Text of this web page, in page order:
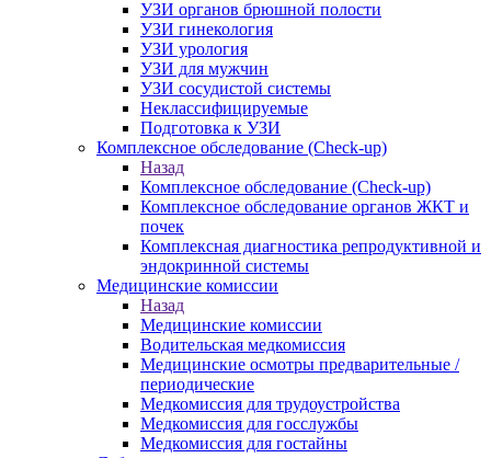
УЗИ органов брюшной полости
УЗИ гинекология
УЗИ урология
УЗИ для мужчин
УЗИ сосудистой системы
Неклассифицируемые
Подготовка к УЗИ
Комплексное обследование (Check-up)
Назад
Комплексное обследование (Check-up)
Комплексное обследование органов ЖКТ и
почек
Комплексная диагностика репродуктивной и
эндокринной системы
Медицинские комиссии
Назад
Медицинские комиссии
Водительская медкомиссия
Медицинские осмотры предварительные /
периодические
Медкомиссия для трудоустройства
Медкомиссия для госслужбы
Медкомиссия для гостайны